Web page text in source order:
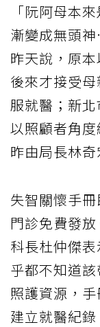
「阮阿母本
漸變成無頭
昨天說，原
後來才接受母
服就醫；新
以照顧者角
昨由局長林
失智關懷手
門診免費發
科長杜仲傑
乎都不知道
照護資源，
建立就醫紀錄